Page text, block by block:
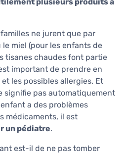
plusieurs produits à
ne jurent que par
miel (pour les enfants de
tisanes chaudes font partie
important de prendre en
les possibles allergies. Et
signifie pas automatiquement
a des problèmes
médicaments, il est
un pédiatre.
est-il de ne pas tomber